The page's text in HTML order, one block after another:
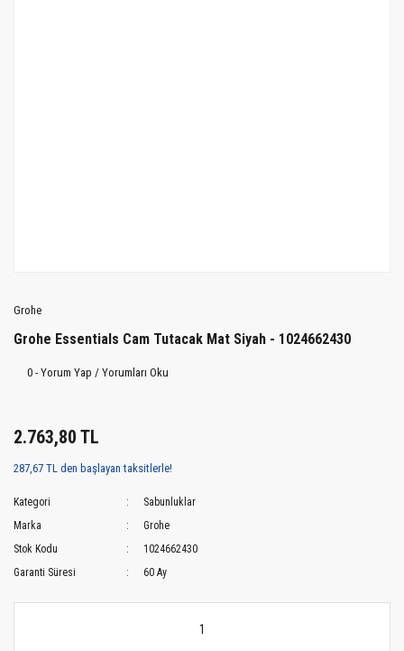
Grohe
Grohe Essentials Cam Tutacak Mat Siyah - 1024662430
0 - Yorum Yap / Yorumları Oku
2.763,80 TL
287,67 TL den başlayan taksitlerle!
Kategori
Sabunluklar
Marka
Grohe
Stok Kodu
1024662430
Garanti Süresi
60 Ay